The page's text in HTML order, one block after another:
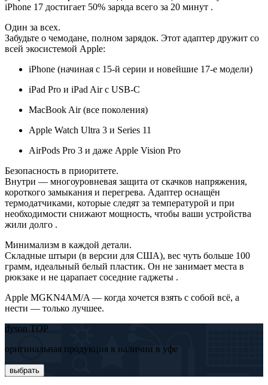
iPhone 17 достигает 50% заряда всего за 20 минут .
Один за всех.
Забудьте о чемодане, полном зарядок. Этот адаптер дружит со
всей экосистемой Apple:
iPhone (начиная с 15-й серии и новейшие 17-е модели)
iPad Pro и iPad Air с USB-C
MacBook Air (все поколения)
Apple Watch Ultra 3 и Series 11
AirPods Pro 3 и даже Apple Vision Pro
Безопасность в приоритете.
Внутри — многоуровневая защита от скачков напряжения,
короткого замыкания и перегрева. Адаптер оснащён
термодатчиками, которые следят за температурой и при
необходимости снижают мощность, чтобы ваши устройства
жили долго .
Минимализм в каждой детали.
Складные штыри (в версии для США), вес чуть больше 100
грамм, идеальный белый пластик. Он не занимает места в
рюкзаке и не царапает соседние гаджеты .
Apple MGKN4AM/A — когда хочется взять с собой всё, а
нести — только лучшее.
dyson TOP
оригинальная продукция в наличии в уфе
выбрать